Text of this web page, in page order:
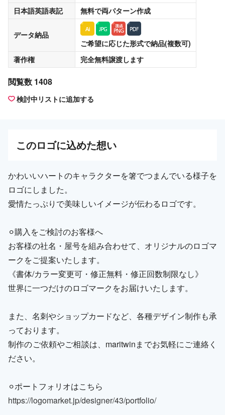
日本語英語表記
無料で両パターン作成
データ納品
ご希望に応じた形式で納品(複数可)
著作権
完全無料譲渡します
閲覧数 1408
検討中リストに追加する
このロゴに込めた想い
かわいいハートのキャラクターを箸でつまんでいる様子を
ロゴにしました。
愛情たっぷりで美味しいイメージが伝わるロゴです。
⚪︎購入をご検討のお客様へ
お客様の社名・屋号を組み合わせて、オリジナルのロゴマ
ークをご提案いたします。
《書体/カラー変更可・修正無料・修正回数制限なし》
世界に一つだけのロゴマークをお届けいたします。
また、名刺やショップカードなど、各種デザイン制作も承
っております。
制作のご依頼やご相談は、maritwinまでお気軽にご連絡く
ださい。
⚪︎ポートフォリオはこちら
https://logomarket.jp/designer/43/portfolio/